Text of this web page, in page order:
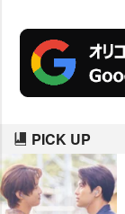
PICK UP